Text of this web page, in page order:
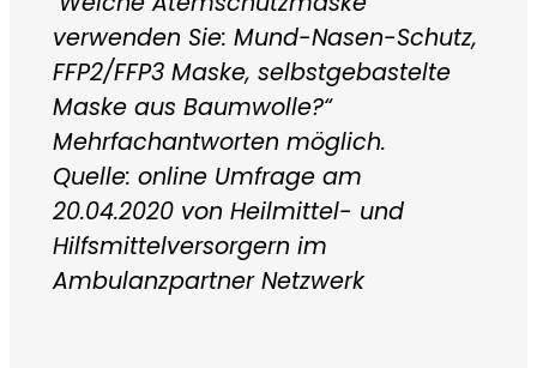
verwenden Sie: Mund-Nasen-Schutz,
FFP2/FFP3 Maske, selbstgebastelte
Maske aus Baumwolle?“
Mehrfachantworten möglich.
Quelle: online Umfrage am
20.04.2020 von Heilmittel- und
Hilfsmittelversorgern im
Ambulanzpartner Netzwerk